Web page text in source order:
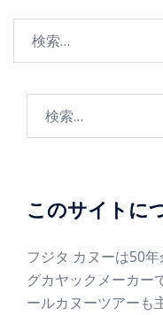
このサイトに
フジタ カヌーは50
グカヤックメーカー
ールカヌーツアーも